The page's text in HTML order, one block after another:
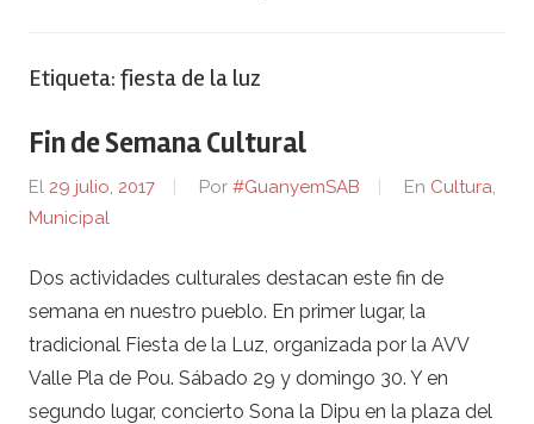
Etiqueta: fiesta de la luz
Fin de Semana Cultural
El 29 julio, 2017 Por #GuanyemSAB En Cultura,
Municipal
Dos actividades culturales destacan este fin de
semana en nuestro pueblo. En primer lugar, la
tradicional Fiesta de la Luz, organizada por la AVV
Valle Pla de Pou. Sábado 29 y domingo 30. Y en
segundo lugar, concierto Sona la Dipu en la plaza del